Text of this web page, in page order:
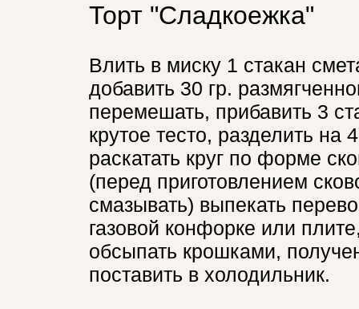
Торт "Сладкоежка"
Влить в миску 1 стакан
добавить 30 гр.
перемешать, прибавить 3
крутое тесто, разделить на
раскатать круг по форме
(перед приготовлением
смазывать) выпекать
газовой конфорке или
обсыпать крошками,
поставить в холодильник.